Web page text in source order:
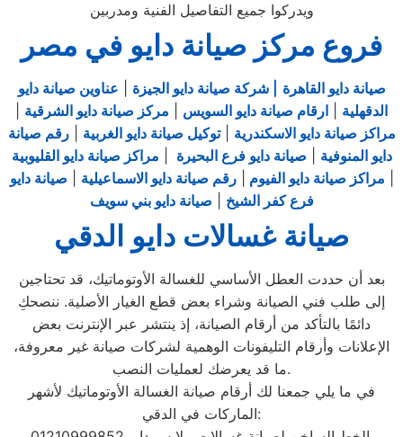
ويدركوا جميع التفاصيل الفنية ومدربين
فروع مركز صيانة دايو في مصر
صيانة دايو القاهرة | شركة صيانة دايو الجيزة
عناوين صيانة دايو
الدقهلية
ارقام صيانة دايو السويس مركز صيانة دايو الشرقية
مراكز صيانة دايو الاسكندرية |توكيل صيانة دايو الغربية |رقم صيانة
دايو المنوفية
صيانة دايو فرع البحيرة
مراكز صيانة دايو القليوبية
مراكز صيانة دايو الفيوم |رقم صيانة دايو الاسماعيلية
صيانة دايو
فرع كفر الشيخ
صيانة دايو بني سويف
صيانة غسالات دايو الدقي
بعد أن حددت العطل الأساسي للغسالة الأوتوماتيك، قد تحتاجين
إلى طلب فني الصيانة وشراء بعض قطع الغيار الأصلية. ننصحكِ
دائمًا بالتأكد من أرقام الصيانة، إذ ينتشر عبر الإنترنت بعض
الإعلانات وأرقام التليفونات الوهمية لشركات صيانة غير معروفة،
ما قد يعرضك لعمليات النصب.
في ما يلي جمعنا لك أرقام صيانة الغسالة الأوتوماتيك لأشهر
الماركات في الدقي: